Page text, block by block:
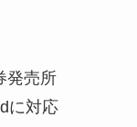
発売所
に対応